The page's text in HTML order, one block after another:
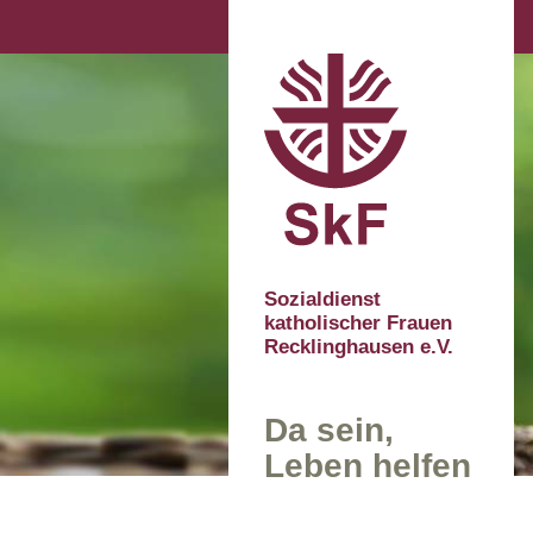
Sozialdienst
katholischer Frauen
Recklinghausen e.V.
Da sein,
Leben helfen